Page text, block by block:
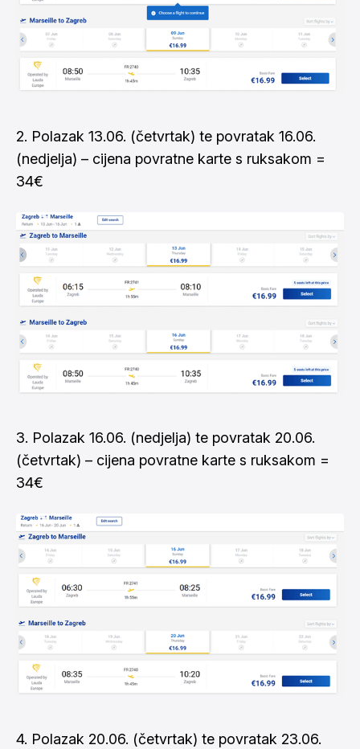
2. Polazak 13.06. (četvrtak) te povratak 16.06.
(nedjelja) – cijena povratne karte s ruksakom =
34€
3. Polazak 16.06. (nedjelja) te povratak 20.06.
(četvrtak) – cijena povratne karte s ruksakom =
34€
4. Polazak 20.06. (četvrtak) te povratak 23.06.